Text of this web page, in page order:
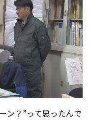
ン？”って思ったんで